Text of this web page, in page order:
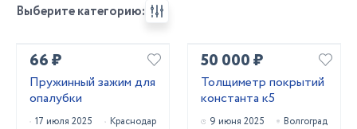
Выберите категорию:
66 ₽
Пружинный зажим для
опалубки
17 июля 2025 Краснодар
50 000 ₽
Толщиметр покрытий
константа к5
9 июня 2025 Волгоград